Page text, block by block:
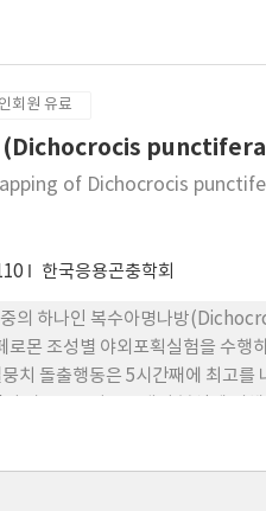
지 4년에 걸쳐서 최적의 유인 조
는 수컷 유인에 있어 상승효과를
회원 유료
(Dichocrocis
of Dichocrocis
한국응용곤충학회
의 하나인 복수아명나방
몬 조성별 야외포획실험을 수행
치 돌출행동은 5시간째에 최고를
사과 및 복수아와 밤 과수원에서